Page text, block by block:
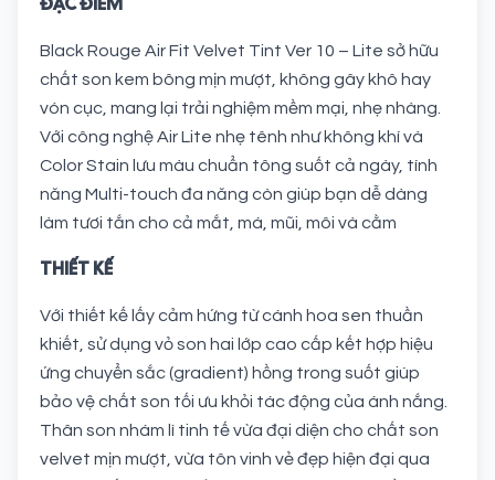
Black Rouge Air Fit Velvet Tint Ver 10 – Lite sở hữu
chất son kem bông mịn mượt, không gây khô hay
vón cục, mang lại trải nghiệm mềm mại, nhẹ nhàng.
Với công nghệ Air Lite nhẹ tênh như không khí và
Color Stain lưu màu chuẩn tông suốt cả ngày, tính
năng Multi-touch đa năng còn giúp bạn dễ dàng
làm tươi tắn cho cả mắt, má, mũi, môi và cằm
THIẾT KẾ
Với thiết kế lấy cảm hứng từ cánh hoa sen thuần
khiết, sử dụng vỏ son hai lớp cao cấp kết hợp hiệu
ứng chuyển sắc (gradient) hồng trong suốt giúp
bảo vệ chất son tối ưu khỏi tác động của ánh nắng.
Thân son nhám lì tinh tế vừa đại diện cho chất son
velvet mịn mượt, vừa tôn vinh vẻ đẹp hiện đại qua